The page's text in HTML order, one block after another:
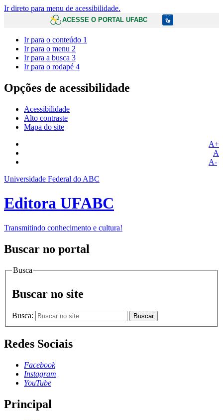
Ir direto para menu de acessibilidade.
ACESSE O PORTAL UFABC
Ir para o conteúdo 1
Ir para o menu 2
Ir para a busca 3
Ir para o rodapé 4
Opções de acessibilidade
Acessibilidade
Alto contraste
Mapa do site
A+
A
A-
Universidade Federal do ABC
Editora UFABC
Transmitindo conhecimento e cultura!
Buscar no portal
Busca
Buscar no site
Busca: Buscar
Redes Sociais
Facebook
Instagram
YouTube
Principal